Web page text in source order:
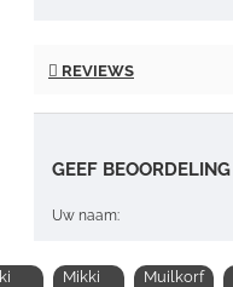
REVIEWS
GEEF BEOORDELING
Uw naam:
Mikki
Muilkorf